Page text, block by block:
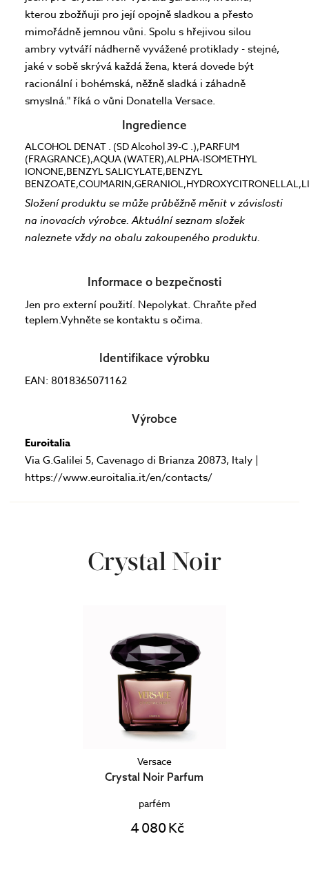
kterou zbožňuji pro její opojně sladkou a přesto
mimořádně jemnou vůni. Spolu s hřejivou silou
ambry vytváří nádherně vyvážené protiklady - stejné,
jaké v sobě skrývá každá žena, která dovede být
racionální i bohémská, něžně sladká i záhadně
smyslná." říká o vůni Donatella Versace.
Ingredience
ALCOHOL DENAT . (SD Alcohol 39-C .),PARFUM
(FRAGRANCE),AQUA (WATER),ALPHA-ISOMETHYL
IONONE,BENZYL SALICYLATE,BENZYL
Složení produktu se může průběžně měnit v závislosti
na inovacích výrobce. Aktuální seznam složek
naleznete vždy na obalu zakoupeného produktu.
Informace o bezpečnosti
Jen pro externí použití. Nepolykat. Chraňte před
teplem.Vyhněte se kontaktu s očima.
Identifikace výrobku
EAN: 8018365071162
Výrobce
Euroitalia
Via G.Galilei 5, Cavenago di Brianza 20873, Italy |
https://www.euroitalia.it/en/contacts/
Crystal Noir
Versace
Crystal Noir Parfum
parfém
4 080 Kč